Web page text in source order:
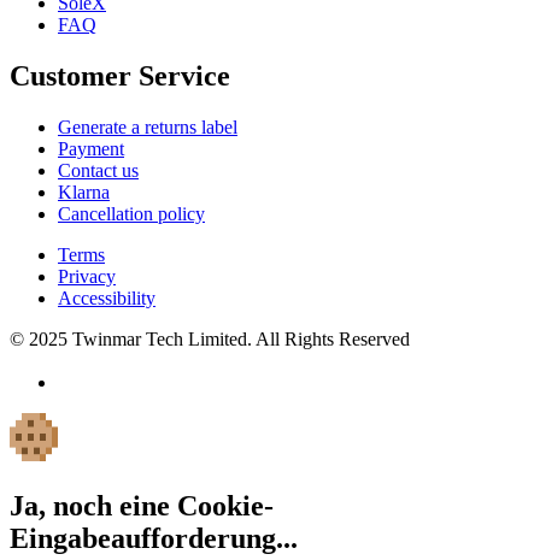
FAQ
Customer Service
Generate a returns label
Payment
Contact us
Klarna
Cancellation policy
Terms
Privacy
Accessibility
© 2025 Twinmar Tech Limited. All Rights Reserved
Ja, noch eine Cookie-
Eingabeaufforderung...